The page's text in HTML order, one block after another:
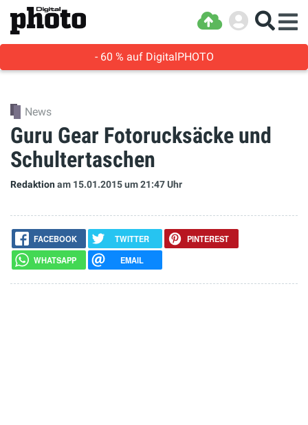
- 60 % auf DigitalPHOTO
News
Guru Gear Fotorucksäcke und
Schultertaschen
Redaktionam 15.01.2015um 21:47 Uhr
FACEBOOK TWITTER
PINTEREST
WHATSAPP
EMAIL